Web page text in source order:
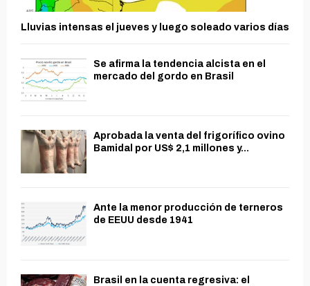
Lluvias intensas el jueves y luego soleado varios días
Se afirma la tendencia alcista en el
mercado del gordo en Brasil
Aprobada la venta del frigorífico ovino
Bamidal por US$ 2,1 millones y...
Ante la menor producción de terneros
de EEUU desde 1941
Brasil en la cuenta regresiva: el